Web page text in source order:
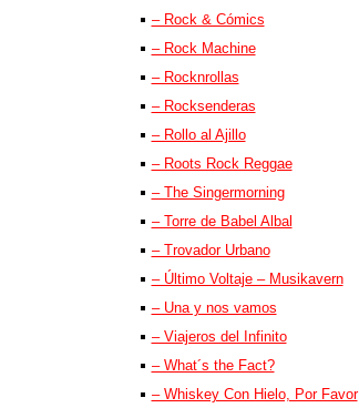
– Rock & Cómics
– Rock Machine
– Rocknrollas
– Rocksenderas
– Rollo al Ajillo
– Roots Rock Reggae
– The Singermorning
– Torre de Babel Albal
– Trovador Urbano
– Último Voltaje – Musikavern
– Una y nos vamos
– Viajeros del Infinito
– What´s the Fact?
– Whiskey Con Hielo, Por Favor